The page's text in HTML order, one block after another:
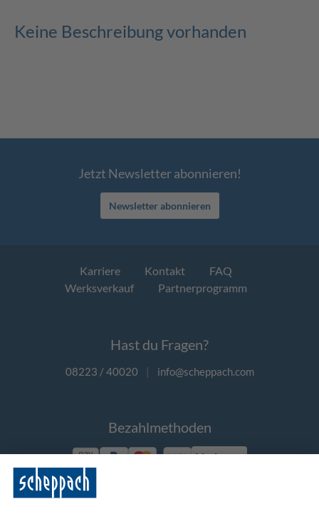
Keine Beschreibung vorhanden
Jetzt Newsletter abonnieren!
Newsletter abonnieren
Karriere Kontakt
FAQ
Werksverkauf
Partnerprogramm
Hast du Fragen?
08223 / 40020 | info@scheppach.com
Bezahlmethoden
Vorkasse